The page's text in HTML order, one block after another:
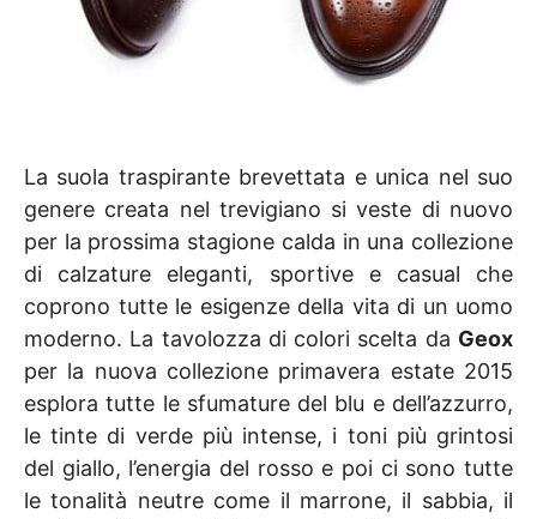
La suola traspirante brevettata e unica nel suo
genere creata nel trevigiano si veste di nuovo
per la prossima stagione calda in una collezione
di calzature eleganti, sportive e casual che
coprono tutte le esigenze della vita di un uomo
moderno. La tavolozza di colori scelta da Geox
per la nuova collezione primavera estate 2015
esplora tutte le sfumature del blu e dell’azzurro,
le tinte di verde più intense, i toni più grintosi
del giallo, l’energia del rosso e poi ci sono tutte
le tonalità neutre come il marrone, il sabbia, il